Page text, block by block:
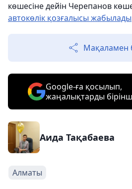
көшесіне дейін Черепанов
автокөлік қозғалысы жабылады
Мақаламен
Google-ға қосылып,
жаңалықтарды
Аида Тақабаева
Алматы